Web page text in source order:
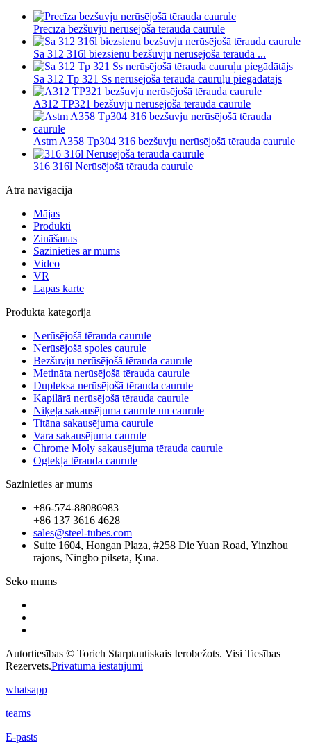
Precīza bezšuvju nerūsējošā tērauda caurule
Sa 312 316l ​​biezsienu bezšuvju nerūsējošā tērauda ...
Sa 312 Tp 321 Ss nerūsējošā tērauda cauruļu piegādātājs
A312 TP321 bezšuvju nerūsējošā tērauda caurule
Astm A358 Tp304 316 bezšuvju nerūsējošā tērauda caurule
316 316l ​​Nerūsējošā tērauda caurule
Ātrā navigācija
Mājas
Produkti
Zināšanas
Sazinieties ar mums
Video
VR
Lapas karte
Produkta kategorija
Nerūsējošā tērauda caurule
Nerūsējošā spoles caurule
Bezšuvju nerūsējošā tērauda caurule
Metināta nerūsējošā tērauda caurule
Dupleksa nerūsējošā tērauda caurule
Kapilārā nerūsējošā tērauda caurule
Niķeļa sakausējuma caurule un caurule
Titāna sakausējuma caurule
Vara sakausējuma caurule
Chrome Moly sakausējuma tērauda caurule
Oglekļa tērauda caurule
Sazinieties ar mums
+86-574-88086983
+86 137 3616 4628
sales@steel-tubes.com
Suite 1604, Hongan Plaza, #258 Die Yuan Road, Yinzhou
rajons, Ningbo pilsēta, Ķīna.
Seko mums
Autortiesības © Torich Starptautiskais Ierobežots. Visi Tiesības
Rezervēts.Privātuma iestatījumi
whatsapp
teams
E-pasts